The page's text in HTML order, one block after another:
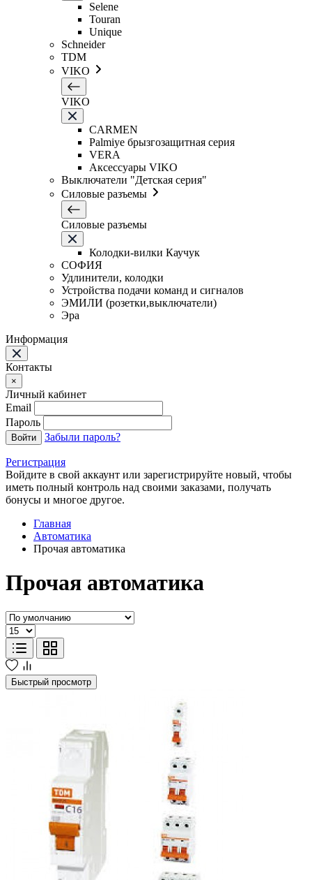
Selene
Touran
Unique
Schneider
TDM
VIKO
VIKO
CARMEN
Palmiye брызгозащитная серия
VERA
Аксессуары VIKO
Выключатели "Детская серия"
Силовые разъемы
Силовые разъемы
Колодки-вилки Каучук
СОФИЯ
Удлинители, колодки
Устройства подачи команд и сигналов
ЭМИЛИ (розетки,выключатели)
Эра
Информация
Контакты
×
Личный кабинет
Email
Пароль
Войти Забыли пароль?
Регистрация
Войдите в свой аккаунт или зарегистрируйте новый, чтобы
иметь полный контроль над своими заказами, получать
бонусы и многое другое.
Главная
Автоматика
Прочая автоматика
Прочая автоматика
Быстрый просмотр